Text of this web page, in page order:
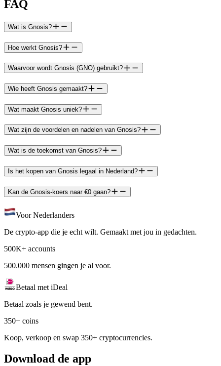
FAQ
Wat is Gnosis?
Hoe werkt Gnosis?
Waarvoor wordt Gnosis (GNO) gebruikt?
Wie heeft Gnosis gemaakt?
Wat maakt Gnosis uniek?
Wat zijn de voordelen en nadelen van Gnosis?
Wat is de toekomst van Gnosis?
Is het kopen van Gnosis legaal in Nederland?
Kan de Gnosis-koers naar €0 gaan?
Voor Nederlanders
De crypto-app die je echt wilt. Gemaakt met jou in gedachten.
500K+ accounts
500.000 mensen gingen je al voor.
Betaal met iDeal
Betaal zoals je gewend bent.
350+ coins
Koop, verkoop en swap 350+ cryptocurrencies.
Download de app